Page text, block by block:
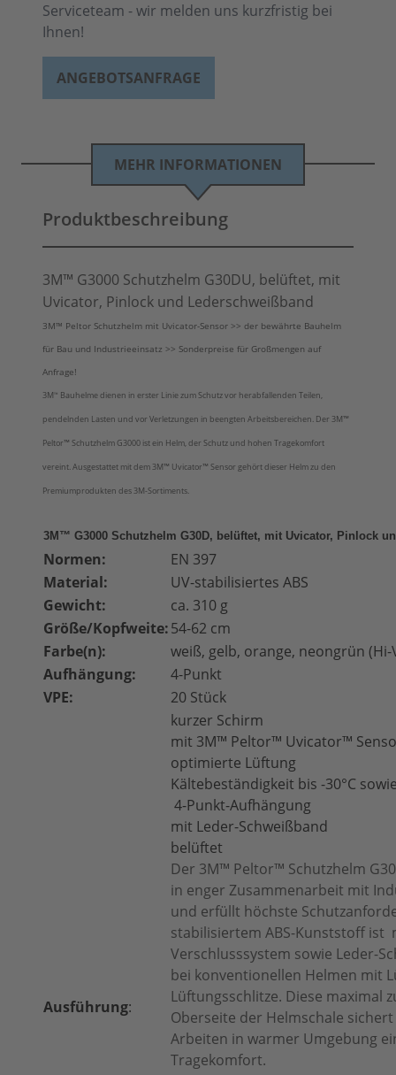
Serviceteam - wir melden uns kurzfristig bei
Ihnen!
ANGEBOTSANFRAGE
MEHR INFORMATIONEN
Produktbeschreibung
3M™ G3000 Schutzhelm G30DU, belüftet, mit
Uvicator, Pinlock und Lederschweißband
3M™ Peltor Schutzhelm mit Uvicator-Sensor >> der bewährte Bauhelm
für Bau und Industrieeinsatz >> Sonderpreise für Großmengen auf
Anfrage!
3M ™ Bauhelme dienen in erster Linie zum Schutz vor herabfallenden Teilen,
pendelnden Lasten und vor Verletzungen in beengten Arbeitsbereichen. Der 3M™
Peltor™ Schutzhelm G3000 ist ein Helm, der Schutz und hohen Tragekomfort
vereint. Ausgestattet mit dem 3M™ Uvicator™ Sensor gehört dieser Helm zu den
Premiumprodukten des 3M-Sortiments.
3M™ G3000 Schutzhelm G30D, belüftet, mit Uvicator, Pinlock
Normen:
EN 397
Material:
UV-stabilisiertes ABS
Gewicht:
ca. 310 g
Größe/Kopfweite:54-62 cm
Farbe(n):
weiß, gelb, orange, neongrün
Aufhängung:
4-Punkt
VPE:
20 Stück
Ausführung:
kurzer Schirm
mit 3M™ Peltor™ Uvicator™
optimierte Lüftung
Kältebeständigkeit bis -30°C
4-Punkt-Aufhängung
mit Leder-Schweißband
belüftet
Der 3M™ Peltor™ Schutzhelm
in enger Zusammenarbeit mit
und erfüllt höchste
stabilisiertem ABS-Kunststoff ist
Verschlusssystem sowie Leder-
bei konventionellen Helmen mit
Lüftungsschlitze. Diese maximal
Oberseite der Helmschale
Arbeiten in warmer Umgebung
Tragekomfort.